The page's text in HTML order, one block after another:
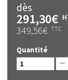
dès
291,30€
349,56€ TTC
Quantité